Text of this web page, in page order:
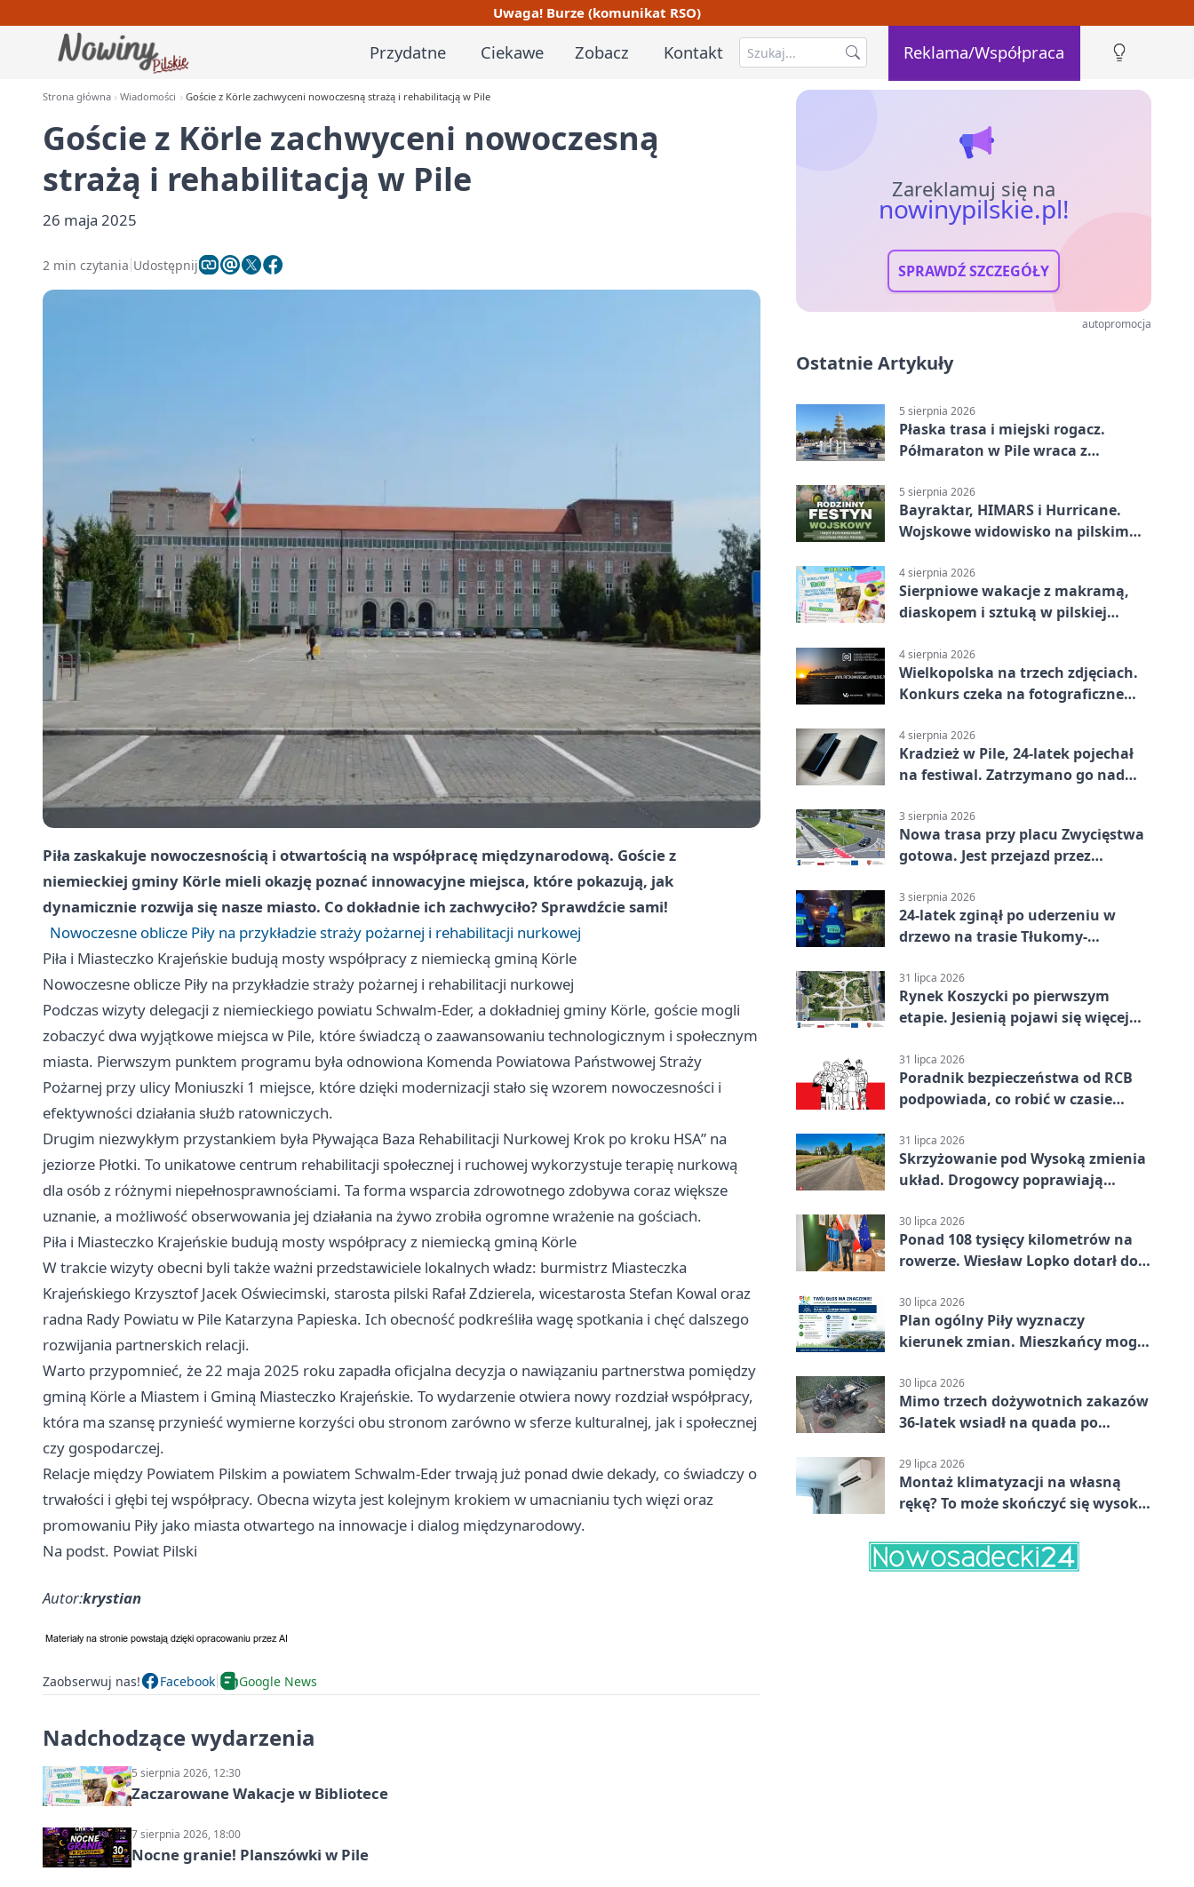
Uwaga! Burze (komunikat RSO)
Przydatne Ciekawe Zobacz Kontakt Reklama/Współpraca
Strona główna Wiadomości Goście z Körle zachwyceni nowoczesną strażą i rehabilitacją w Pile
Goście z Körle zachwyceni nowoczesną
strażą i rehabilitacją w Pile
26 maja 2025
2 min czytania Udostępnij
Piła zaskakuje nowoczesnością i otwartością na współpracę międzynarodową. Goście z
niemieckiej gminy Körle mieli okazję poznać innowacyjne miejsca, które pokazują, jak
dynamicznie rozwija się nasze miasto. Co dokładnie ich zachwyciło? Sprawdźcie sami!
Nowoczesne oblicze Piły na przykładzie straży pożarnej i rehabilitacji nurkowej
Piła i Miasteczko Krajeńskie budują mosty współpracy z niemiecką gminą Körle
Nowoczesne oblicze Piły na przykładzie straży pożarnej i rehabilitacji nurkowej
Podczas wizyty delegacji z niemieckiego powiatu Schwalm-Eder, a dokładniej gminy Körle, goście mogli
zobaczyć dwa wyjątkowe miejsca w Pile, które świadczą o zaawansowaniu technologicznym i społecznym
miasta. Pierwszym punktem programu była odnowiona Komenda Powiatowa Państwowej Straży
Pożarnej przy ulicy Moniuszki 1 miejsce, które dzięki modernizacji stało się wzorem nowoczesności i
efektywności działania służb ratowniczych.
Drugim niezwykłym przystankiem była Pływająca Baza Rehabilitacji Nurkowej Krok po kroku HSA” na
jeziorze Płotki. To unikatowe centrum rehabilitacji społecznej i ruchowej wykorzystuje terapię nurkową
dla osób z różnymi niepełnosprawnościami. Ta forma wsparcia zdrowotnego zdobywa coraz większe
uznanie, a możliwość obserwowania jej działania na żywo zrobiła ogromne wrażenie na gościach.
Piła i Miasteczko Krajeńskie budują mosty współpracy z niemiecką gminą Körle
W trakcie wizyty obecni byli także ważni przedstawiciele lokalnych władz: burmistrz Miasteczka
Krajeńskiego Krzysztof Jacek Oświecimski, starosta pilski Rafał Zdzierela, wicestarosta Stefan Kowal oraz
radna Rady Powiatu w Pile Katarzyna Papieska. Ich obecność podkreśliła wagę spotkania i chęć dalszego
rozwijania partnerskich relacji.
Warto przypomnieć, że 22 maja 2025 roku zapadła oficjalna decyzja o nawiązaniu partnerstwa pomiędzy
gminą Körle a Miastem i Gminą Miasteczko Krajeńskie. To wydarzenie otwiera nowy rozdział współpracy,
która ma szansę przynieść wymierne korzyści obu stronom zarówno w sferze kulturalnej, jak i społecznej
czy gospodarczej.
Relacje między Powiatem Pilskim a powiatem Schwalm-Eder trwają już ponad dwie dekady, co świadczy o
trwałości i głębi tej współpracy. Obecna wizyta jest kolejnym krokiem w umacnianiu tych więzi oraz
promowaniu Piły jako miasta otwartego na innowacje i dialog międzynarodowy.
Na podst. Powiat Pilski
Autor:krystian
Zaobserwuj nas! Facebook Google News
Nadchodzące wydarzenia
5 sierpnia 2026, 12:30
Zaczarowane Wakacje w Bibliotece
7 sierpnia 2026, 18:00
Nocne granie! Planszówki w Pile
Zareklamuj się na
nowinypilskie.pl!
SPRAWDŹ SZCZEGÓŁY
autopromocja
Ostatnie Artykuły
5 sierpnia 2026
Płaska trasa i miejski rogacz.
Półmaraton w Pile wraca z
5 sierpnia 2026
Bayraktar, HIMARS i Hurricane.
Wojskowe widowisko na pilskim
4 sierpnia 2026
Sierpniowe wakacje z makramą,
diaskopem i sztuką w pilskiej
4 sierpnia 2026
Wielkopolska na trzech zdjęciach.
Konkurs czeka na fotograficzne
4 sierpnia 2026
Kradzież w Pile, 24-latek pojechał
na festiwal. Zatrzymano go nad
3 sierpnia 2026
Nowa trasa przy placu Zwycięstwa
gotowa. Jest przejazd przez
3 sierpnia 2026
24-latek zginął po uderzeniu w
drzewo na trasie Tłukomy-
31 lipca 2026
Rynek Koszycki po pierwszym
etapie. Jesienią pojawi się więcej
31 lipca 2026
Poradnik bezpieczeństwa od RCB
podpowiada, co robić w czasie
31 lipca 2026
Skrzyżowanie pod Wysoką zmienia
układ. Drogowcy poprawiają
30 lipca 2026
Ponad 108 tysięcy kilometrów na
rowerze. Wiesław Lopko dotarł do
30 lipca 2026
Plan ogólny Piły wyznaczy
kierunek zmian. Mieszkańcy mogą
30 lipca 2026
Mimo trzech dożywotnich zakazów
36-latek wsiadł na quada po
29 lipca 2026
Montaż klimatyzacji na własną
rękę? To może skończyć się wysoką